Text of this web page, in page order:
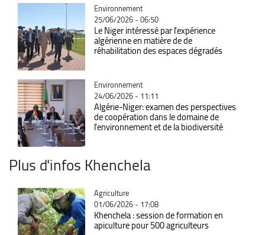
Catégorie
Environnement
25/06/2026 - 06:50
Le Niger intéressé par l'expérience
algérienne en matière de de
réhabilitation des espaces dégradés
Catégorie
Environnement
24/06/2026 - 11:11
Algérie-Niger: examen des perspectives
de coopération dans le domaine de
l'environnement et de la biodiversité
Plus d'infos Khenchela
Catégorie
Agriculture
01/06/2026 - 17:08
Khenchela : session de formation en
apiculture pour 500 agriculteurs